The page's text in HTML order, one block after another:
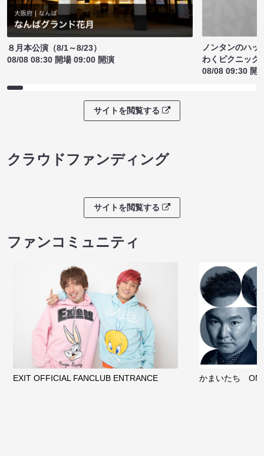
８月本公演（8/1～8/23）
08/08 08:30 開場 09:00 開演
ノンタンのハッ
わくピクニック
08/08 09:30 開
サイトを閲覧する
クラウドファンディング
サイトを閲覧する
ファンコミュニティ
EXIT OFFICIAL FANCLUB ENTRANCE かまいたち